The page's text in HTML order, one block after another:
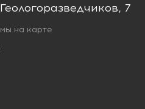
Геологоразведчиков, 7
мы на карте